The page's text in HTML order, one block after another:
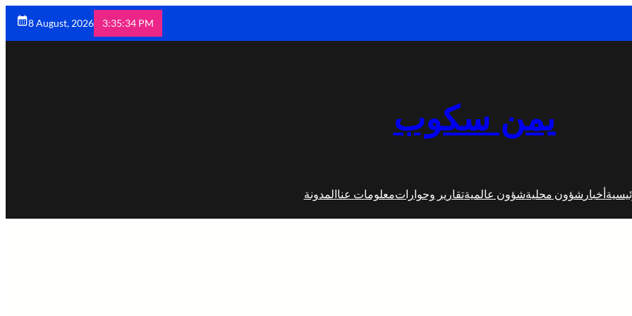
8 August, 2026 3:35:35 PM
يمن سكوب
المدونةمعلومات عناتقارير وحواراتشؤون عالميةشؤون محلية أخبار